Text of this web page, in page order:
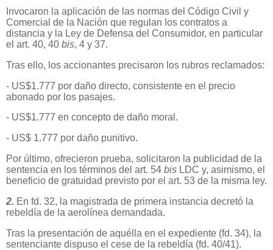
Invocaron la aplicación de las normas del Código Civil y
Comercial de la Nación que regulan los contratos a
distancia y la Ley de Defensa del Consumidor, en particular
el art. 40, 40 bis, 4 y 37.
Tras ello, los accionantes precisaron los rubros reclamados:
- US$1.777 por daño directo, consistente en el precio
abonado por los pasajes.
- US$1.777 en concepto de daño moral.
- US$ 1.777 por daño punitivo.
Por último, ofrecieron prueba, solicitaron la publicidad de la
sentencia en los términos del art. 54 bis LDC y, asimismo, el
beneficio de gratuidad previsto por el art. 53 de la misma ley.
2. En fd. 32, la magistrada de primera instancia decretó la
rebeldía de la aerolínea demandada.
Tras la presentación de aquélla en el expediente (fd. 34), la
sentenciante dispuso el cese de la rebeldía (fd. 40/41).